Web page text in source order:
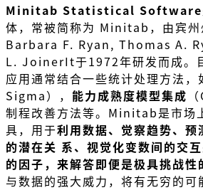
Minitab Statistical Software
体，常被简称为 Minitab，由宾州
Barbara F. Ryan, Thomas A.
L. JoinerIt于1972年研发而成。
应用通常结合一些统计处理方法，
Sigma）， 能力成熟度模型集成
制程改善方法等。Minitab是市场
具，用于利用数据、觉察趋势、预
的潜在关 系、视觉化变数间的交
的因子，来解答即便是极具挑战性
与数据的强大威力，将有无穷的可